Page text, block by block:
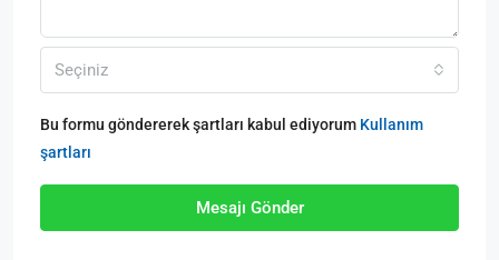
Seçiniz
Bu formu göndererek şartları kabul ediyorum Kullanım
şartları
Mesajı Gönder